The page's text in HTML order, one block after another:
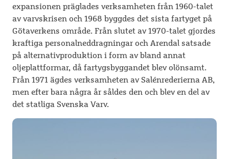
expansionen präglades verksamheten från 1960-talet
av varvskrisen och 1968 byggdes det sista fartyget på
Götaverkens område. Från slutet av 1970-talet gjordes
kraftiga personalneddragningar och Arendal satsade
på alternativproduktion i form av bland annat
oljeplattformar, då fartygsbyggandet blev olönsamt.
Från 1971 ägdes verksamheten av Salénrederierna AB,
men efter bara några år såldes den och blev en del av
det statliga Svenska Varv.